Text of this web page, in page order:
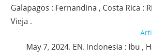
Galapagos : Fernandina , Costa Rica :
Vieja .
May 7, 2024. EN. Indonesia : Ibu ,